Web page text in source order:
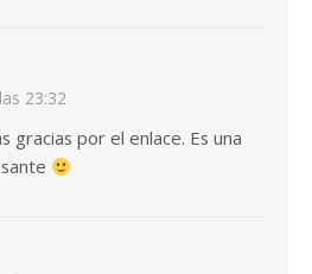
23:32
gracias por el enlace. Es una